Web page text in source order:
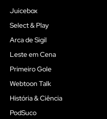
Juicebox
Select & Play
Arca de Sigil
Leste em Cena
Primeiro Gole
Webtoon Talk
História & Ciência
PodSuco